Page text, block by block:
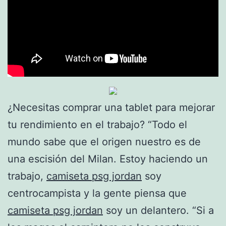
¿Necesitas comprar una tablet para mejorar
tu rendimiento en el trabajo? “Todo el
mundo sabe que el origen nuestro es de
una escisión del Milan. Estoy haciendo un
trabajo, camiseta psg jordan soy
centrocampista y la gente piensa que
camiseta psg jordan soy un delantero. “Si a